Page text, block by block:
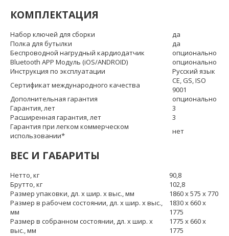
КОМПЛЕКТАЦИЯ
Набор ключей для сборки
да
Полка для бутылки
да
Беспроводной нагрудный кардиодатчик
опционально
Bluetooth APP Модуль (iOS/ANDROID)
опционально
Инструкция по эксплуатации
Русский язык
Сертификат международного качества
CE, GS, ISO
9001
Дополнительная гарантия
опционально
Гарантия, лет
3
Расширенная гарантия, лет
3
Гарантия при легком коммерческом
использовании*
нет
ВЕС И ГАБАРИТЫ
Нетто, кг
90,8
Брутто, кг
102,8
Размер упаковки, дл. х шир. х выс., мм
1860 x 575 x 770
Размер в рабочем состоянии, дл. х шир. х выс.,
мм
1830 x 660 x
1775
Размер в собранном состоянии, дл. х шир. х
выс., мм
1775 x 660 x
1775